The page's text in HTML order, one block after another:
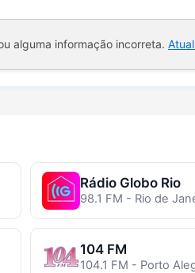
alguma informação incorreta.
Rádio Globo Rio
98.1 FM - Rio de
104 FM
104.1 FM - Porto